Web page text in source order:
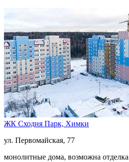
ЖК Сходня Парк, Химки
ул. Первомайская, 77
монолитные дома, возможна